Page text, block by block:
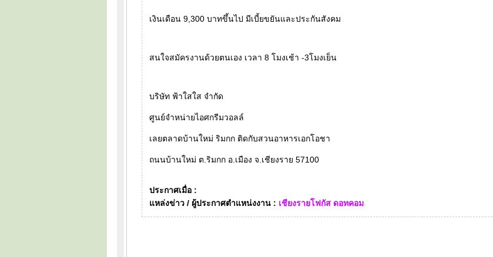
เงินเดือน 9,300 บาทขึ้นไป มีเบี้ยขยันและประกันสังคม
สนใจสมัครงานด้วยตนเอง เวลา 8 โมงเช้า -3โมงเย็น
บริษัท ฟ้าใสใส จำกัด
ศูนย์จำหน่ายไอศกรีมวอลล์
เลยตลาดบ้านใหม่ ริมกก ติดกับสวนอาหารเอกโอชา
ถนนบ้านใหม่ ต.ริมกก อ.เมือง จ.เชียงราย 57100
ประกาศเมื่อ :
แหล่งข่าว / ผู้ประกาศตำแหน่งงาน : เชียงรายโฟกัส ดอทคอม